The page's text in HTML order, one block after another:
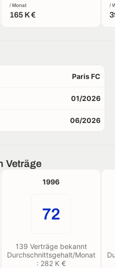
/ Monat
165 K €
/
Paris FC
01/2026
06/2026
Veträge
1996
72
139 Verträge bekannt
Durchschnittsgehalt/Monat
: 282 K €